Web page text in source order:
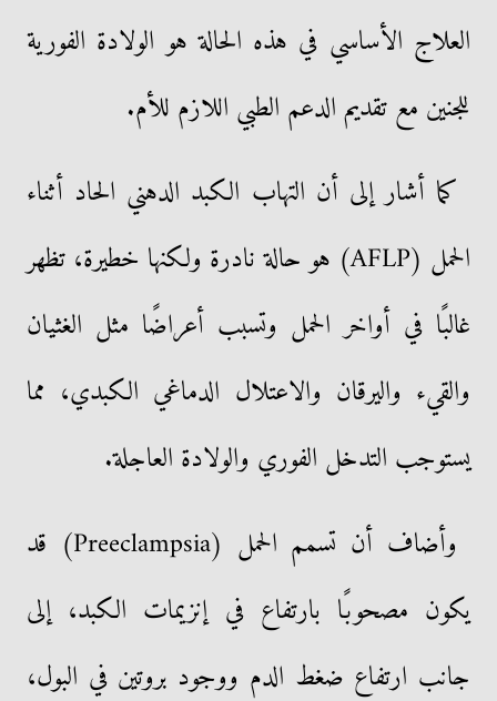
العلاج الأساسي في هذه الحالة هو الولادة الفورية
للجنين مع تقديم الدعم الطبي اللازم للأم.
كما أشار إلى أن التهاب الكبد الدهني الحاد أثناء
الحمل (AFLP) هو حالة نادرة ولكنها خطيرة، تظهر
غالبًا في أواخر الحمل وتسبب أعراضًا مثل الغثيان
والقيء واليرقان والاعتلال الدماغي الكبدي، مما
يستوجب التدخل الفوري والولادة العاجلة.
وأضاف أن تسمم الحمل (Preeclampsia) قد
يكون مصحوبًا بارتفاع في إنزيمات الكبد، إلى
جانب ارتفاع ضغط الدم ووجود بروتين في البول،